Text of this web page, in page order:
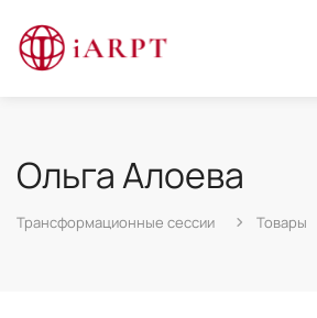
Ольга Алоева
Трансформационные сессии Товары